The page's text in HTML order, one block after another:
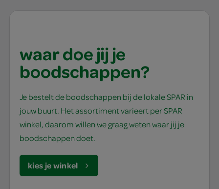
waar doe jij je
boodschappen?
Je bestelt de boodschappen bij de lokale SPAR in
jouw buurt. Het assortiment varieert per SPAR
winkel, daarom willen we graag weten waar jij je
boodschappen doet.
kies je winkel